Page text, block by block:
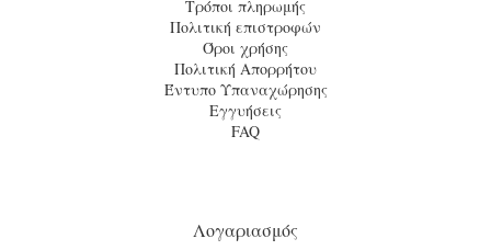
Τρόποι πληρωμής
Πολιτική επιστροφών
Όροι χρήσης
Πολιτική Απορρήτου
Έντυπο Υπαναχώρησης
Εγγυήσεις
FAQ
Λογαριασμός